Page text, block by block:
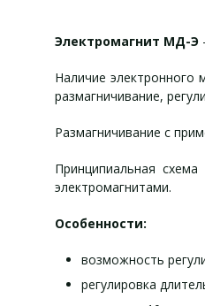
Электромагнит МД-Э
Наличие электронного
размагничивание,
Размагничивание с
Принципиальная
электромагнитами.
Особенности:
возможность
регулировка